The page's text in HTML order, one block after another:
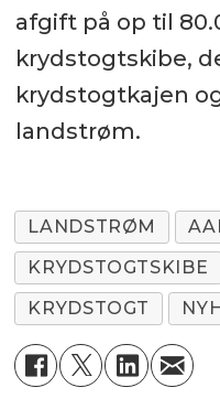
afgift på op til
krydstogtskibe,
krydstogtkajen
landstrøm.
LANDSTRØM
KRYDSTOGTSKIBE
KRYDSTOGT